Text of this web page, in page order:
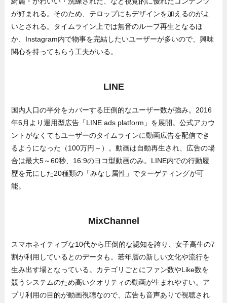
が好まれる。そのため、テロップにもデザインを加えるのがよ
いとされる。タイムライン上では無音のループ再生となるほ
か、Instagram内で物事を完結したいユーザーが多いので、興味
関心を持ってもらう工夫がいる。
LINE
国内人口の半分をカバーする圧倒的なユーザー数が強み。2016
年6月より運用型広告「LINE ads platform」を展開。公式アカウ
ントがなくてもユーザーのタイムラインに動画広告を配信でき
るようになった（100万円～）。動画は自動再生され、広告の場
合は最大5～60秒、16:9のヨコ型動画のみ。LINE内での行動履
歴を元にした20種類の「みなし属性」でターゲティングが可
能。
MixChannel
スマホネイティブな10代から圧倒的な認知を誇り、女子高生の7
割が利用しているとのデータも。若年層の新しい文化や流行を
生み出す場となっている。カテゴリごとにファン数やLike数を
競うシステムのため高いクオリティの動画が生まれやすい。ア
プリ利用の目的が動画視聴なので、広告も音声ありで視聴され